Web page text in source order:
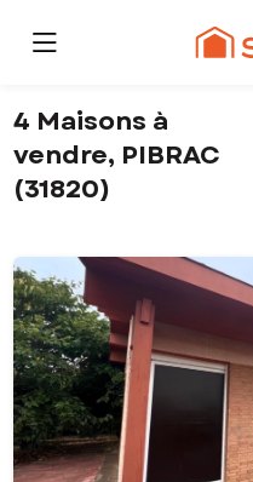
4 Maisons à
vendre, PIBRAC
(31820)